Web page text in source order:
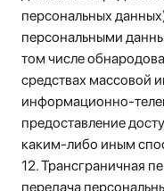
персональных
персональными
том числе
средствах массовой
информационно-
предоставление
каким-либо иным
12. Трансграничная
передача